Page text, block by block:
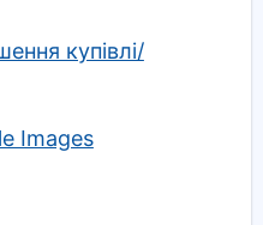
купівлі/
Images